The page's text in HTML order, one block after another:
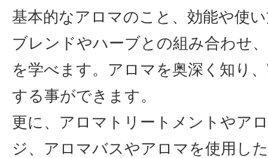
基本的なアロマのこと、効能や使
ブレンドやハーブとの組み合わせ
を学べます。アロマを奥深く知り
する事ができます。
更に、アロマトリートメントやア
ジ、アロマバスやアロマを使用し